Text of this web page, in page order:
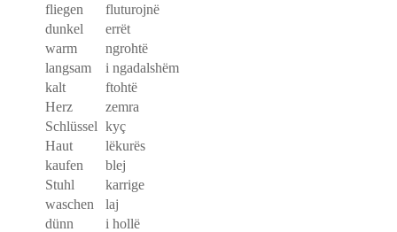
fliegen
fluturojnë
dunkel
errët
warm
ngrohtë
langsam
i ngadalshëm
kalt
ftohtë
Herz
zemra
Schlüssel kyç
Haut
lëkurës
kaufen
blej
Stuhl
karrige
waschen
laj
dünn
i hollë